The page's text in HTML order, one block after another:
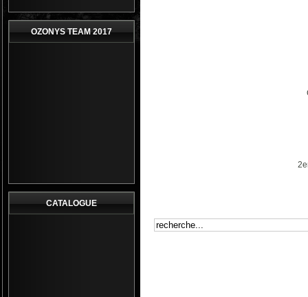
OZONYS TEAM 2017
CATALOGUE